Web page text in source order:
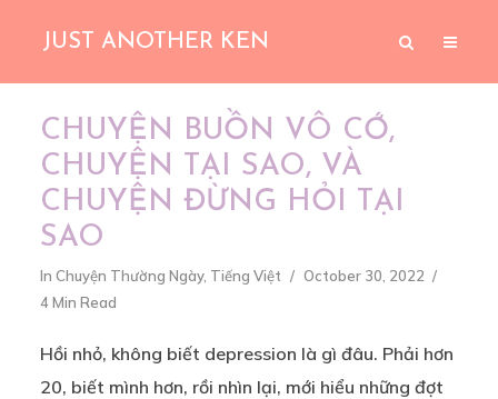
JUST ANOTHER KEN
CHUYỆN BUỒN VÔ CỚ,
CHUYỆN TẠI SAO, VÀ
CHUYỆN ĐỪNG HỎI TẠI
SAO
In Chuyện Thường Ngày, Tiếng Việt
October 30, 2022
4 Min Read
Hồi nhỏ, không biết depression là gì đâu. Phải hơn
20, biết mình hơn, rồi nhìn lại, mới hiểu những đợt